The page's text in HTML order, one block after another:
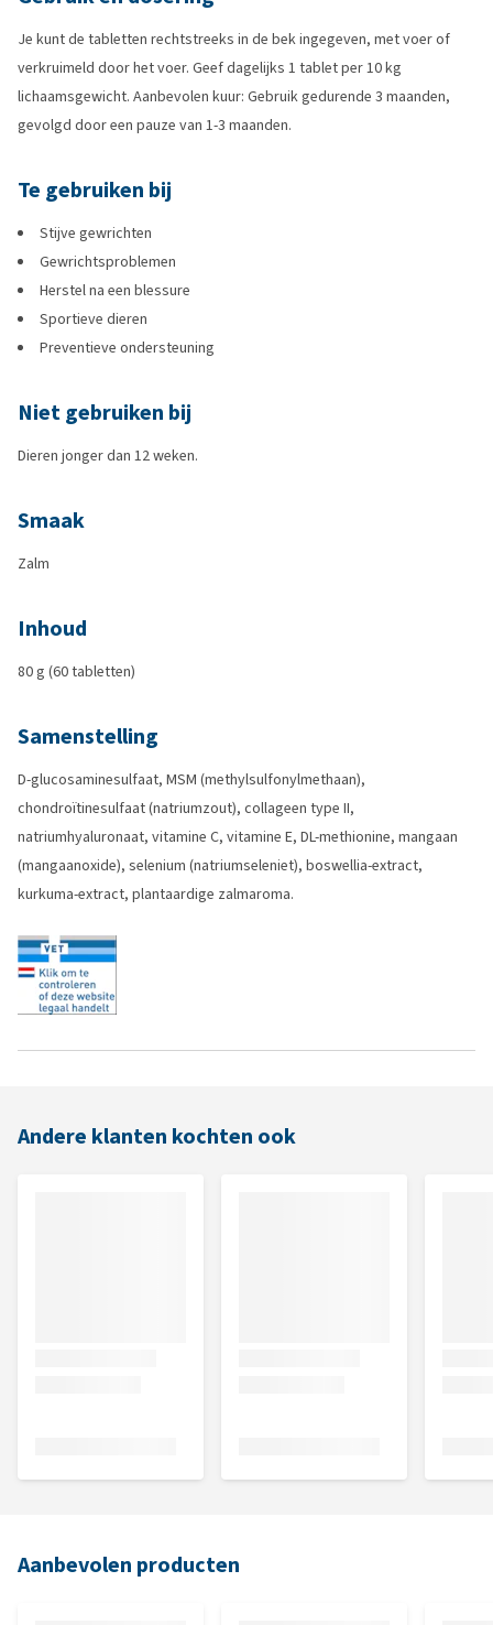
Je kunt de tabletten rechtstreeks in de bek ingegeven, met voer of
verkruimeld door het voer. Geef dagelijks 1 tablet per 10 kg
lichaamsgewicht. Aanbevolen kuur: Gebruik gedurende 3 maanden,
gevolgd door een pauze van 1-3 maanden.
Te gebruiken bij
Stijve gewrichten
Gewrichtsproblemen
Herstel na een blessure
Sportieve dieren
Preventieve ondersteuning
Niet gebruiken bij
Dieren jonger dan 12 weken.
Smaak
Zalm
Inhoud
80 g (60 tabletten)
Samenstelling
D-glucosaminesulfaat, MSM (methylsulfonylmethaan),
chondroïtinesulfaat (natriumzout), collageen type II,
natriumhyaluronaat, vitamine C, vitamine E, DL-methionine, mangaan
(mangaanoxide), selenium (natriumseleniet), boswellia-extract,
kurkuma-extract, plantaardige zalmaroma.
Andere klanten kochten ook
Aanbevolen producten